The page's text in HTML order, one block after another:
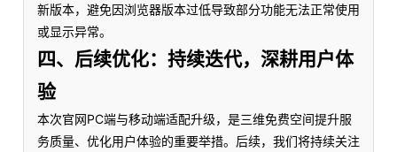
新版本，避免因浏览器版本过低导致部分功能无法正常使用
或显示异常。
四、后续优化：持续迭代，深耕用户体
验
本次官网PC端与移动端适配升级，是三维免费空间提升服
务质量、优化用户体验的重要举措。后续，我们将持续关注